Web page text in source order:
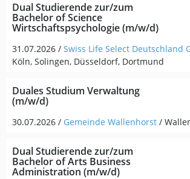
Dual Studierende zur/zum
Bachelor of Science
Wirtschaftspsychologie (m/w/d)
31.07.2026 / Swiss Life Select Deutschland
Köln, Solingen, Düsseldorf, Dortmund
Duales Studium Verwaltung
(m/w/d)
30.07.2026 / Gemeinde Wallenhorst /
Dual Studierende zur/zum
Bachelor of Arts Business
Administration (m/w/d)